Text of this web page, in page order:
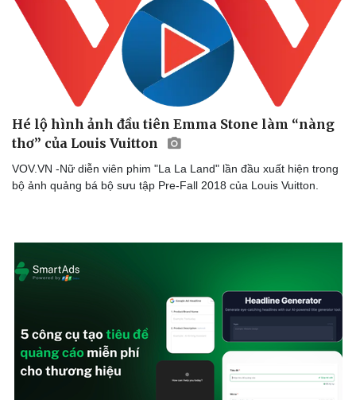
Sân khấu - Điện ảnh
Văn học
Âm nhạc
Di sản
Giải trí
Nghệ sĩ
Thời trang
Hé lộ hình ảnh đầu tiên Emma Stone làm “nàng
thơ” của Louis Vuitton
VOV.VN -Nữ diễn viên phim "La La Land" lần đầu xuất hiện trong
bộ ảnh quảng bá bộ sưu tập Pre-Fall 2018 của Louis Vuitton.